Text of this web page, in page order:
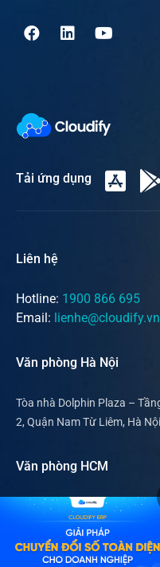
Tải ứng dụng
Liên hệ
Hotline: 1900 866 695
Email: lienhe@cloudify.vn
Văn phòng Hà Nội
Tòa nhà Dolphin Plaza –
2, Quận Nam Từ Liêm, Hà Nội
Văn phòng HCM
169 Nguyễn Văn Hưởng,
Chí Minh